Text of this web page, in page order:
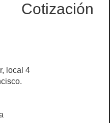
Cotización
local 4